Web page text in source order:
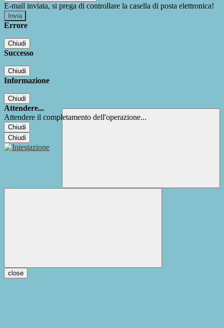
E-mail inviata, si prega di controllare la casella di posta elettronica!
Errore
Chiudi
Successo
Chiudi
Informazione
Chiudi
Attendere...
Attendere il completamento dell'operazione...
Chiudi
Chiudi
close